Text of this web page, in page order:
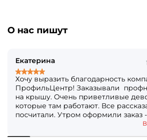
О нас пишут
Екатерина
Хочу выразить благодарность
ПрофильЦентр! Заказывали
на крышу. Очень приветливые
которые там работают. Все
посчитали. Утром оформили заказ
следующий день уже все было